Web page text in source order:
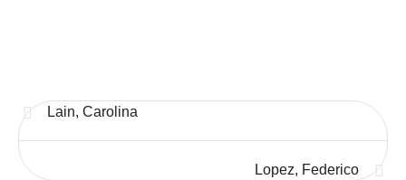
Lain, Carolina
Lopez, Federico